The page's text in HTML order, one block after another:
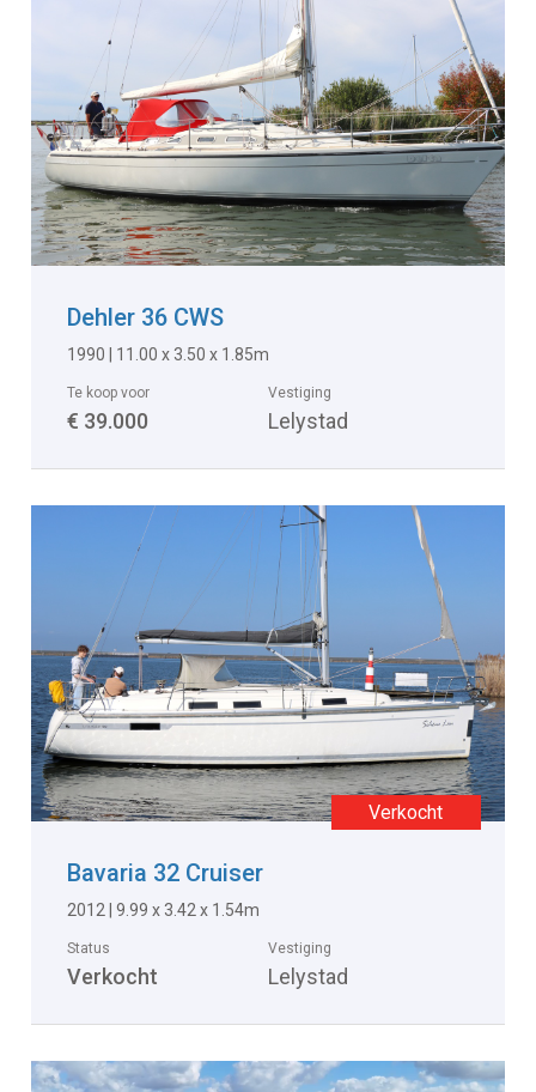
Dehler 36 CWS
1990 | 11.00 x 3.50 x 1.85m
Te koop voor
€ 39.000
Vestiging
Lelystad
Bavaria 32 Cruiser
2012 | 9.99 x 3.42 x 1.54m
Status
Verkocht
Vestiging
Lelystad